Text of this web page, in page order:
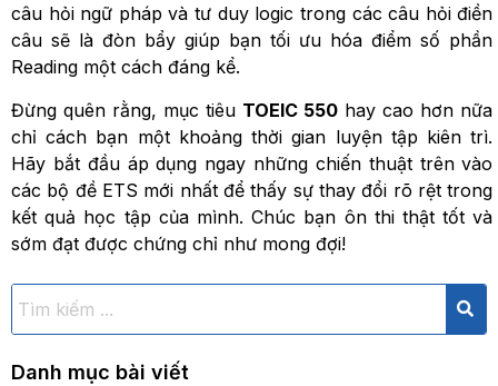
câu hỏi ngữ pháp và tư duy logic trong các câu hỏi điền
câu sẽ là đòn bẩy giúp bạn tối ưu hóa điểm số phần
Reading một cách đáng kể.
Đừng quên rằng, mục tiêu TOEIC 550 hay cao hơn nữa
chỉ cách bạn một khoảng thời gian luyện tập kiên trì.
Hãy bắt đầu áp dụng ngay những chiến thuật trên vào
các bộ đề ETS mới nhất để thấy sự thay đổi rõ rệt trong
kết quả học tập của mình. Chúc bạn ôn thi thật tốt và
sớm đạt được chứng chỉ như mong đợi!
Danh mục bài viết